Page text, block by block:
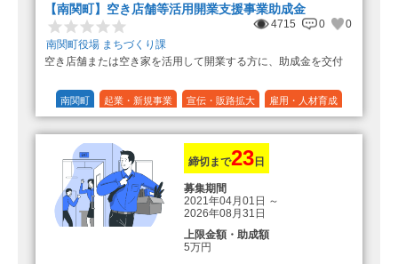
【南関町】空き店舗等活用開業支援事業助成金
4715 0
0
南関町役場 まちづくり課
空き店舗または空き家を活用して開業する方に、助成金を交付
南関町 起業・新規事業 宣伝・販路拡大 雇用・人材育成
1/3 (33%)
締切まで23日
募集期間
2021年04月01日 ～
2026年08月31日
上限金額・助成額
5万円